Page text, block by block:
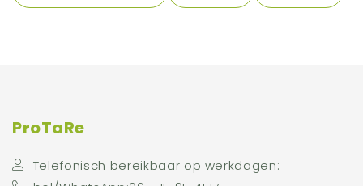
ProTaRe
Telefonisch bereikbaar op werkdagen: